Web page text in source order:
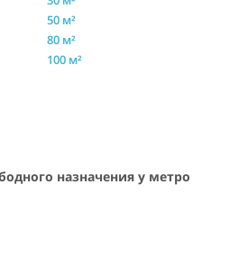
50 м²
80 м²
100 м²
назначения у метро